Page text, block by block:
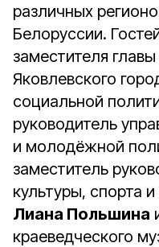
различных
Белоруссии.
заместителя
Яковлевского
социальной
руководитель
и молодёжной
заместитель
культуры, спорта
Лиана Польшина
краеведческого